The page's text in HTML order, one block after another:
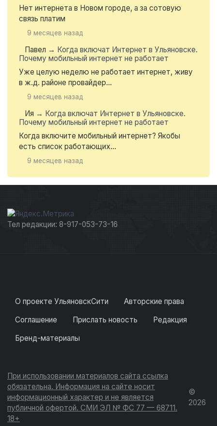
Нет интернета в Новом городе, а за сотовую
связь платим
9 месяцев назад
Павел → Когда включат Интернет в Ульяновске.
Почему мобильный интернет не работает
Уже целую неделю не работает интернет, живу
в ж.д. районе провайдер...
9 месяцев назад
Ия → Когда включат Интернет в Ульяновске.
Почему мобильный интернет не работает
Когда включите мобильный интернет? Якобы
есть список работающих...
9 месяцев назад
Тел редакции: 8-917-053-73-16
О проекте УльяновскСити
Авторские права
Соглашение
Прислать новость
Редакция
Бренд-материалы
При использовании материалов сайта ссылка
обязательна. Информация на сайте носит
информационный характер и не является
публичной офертой. СМИ ЭЛ № ФС 77 — 68711.
18+
©
2026